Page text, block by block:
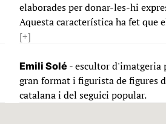
elaborades per donar-les-hi
Aquesta característica ha fet que
[+]
Emili Solé - escultor d'imatgeria
gran format i figurista de figures
catalana i del seguici popular.